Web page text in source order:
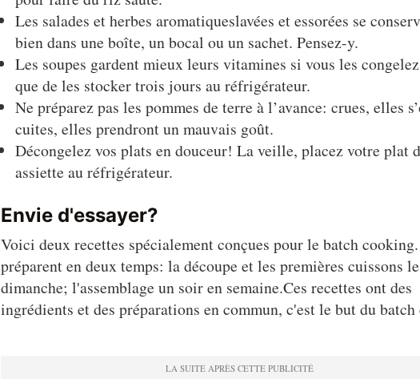
Les salades et herbes aromatiqueslavées et essorées se
bien dans une boîte, un bocal ou un sachet. Pensez-y.
Les soupes gardent mieux leurs vitamines si vous les
que de les stocker trois jours au réfrigérateur.
Ne préparez pas les pommes de terre à l’avance: crues, elles
cuites, elles prendront un mauvais goût.
Décongelez vos plats en douceur! La veille, placez votre plat
assiette au réfrigérateur.
Envie d'essayer?
Voici deux recettes spécialement conçues pour le batch
préparent en deux temps: la découpe et les premières cuissons le
dimanche; l'assemblage un soir en semaine.Ces recettes ont des
ingrédients et des préparations en commun, c'est le but du